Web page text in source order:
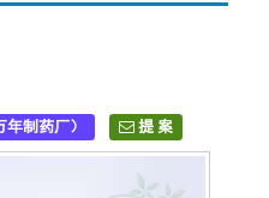
制药厂） 提 案